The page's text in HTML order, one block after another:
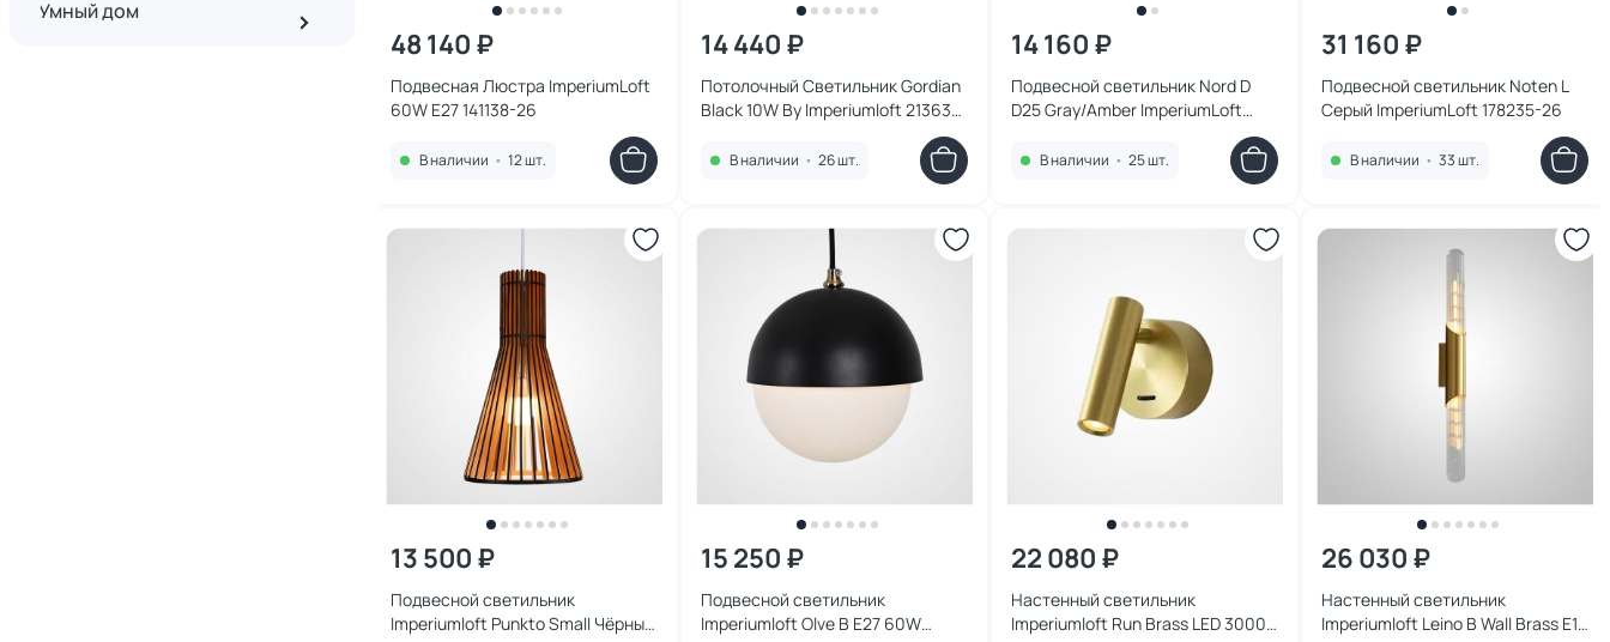
Умный дом
48 140 ₽
Подвесная Люстра ImperiumLoft
60W E27 141138-26
В наличии • 12 шт.
14 440 ₽
Потолочный Светильник Gordian
Black 10W By Imperiumloft 213633-
В наличии • 26 шт.
14 160 ₽
Подвесной светильник Nord D
D25 Gray/Amber ImperiumLoft
В наличии • 25 шт.
31 160 ₽
Подвесной светильник Noten L
Серый ImperiumLoft 178235-26
В наличии • 33 шт.
13 500 ₽
Подвесной светильник
Imperiumloft Punkto Small Чёрный
15 250 ₽
Подвесной светильник
Imperiumloft Olve B E27 60W
22 080 ₽
Настенный светильник
Imperiumloft Run Brass LED 3000K
26 030 ₽
Настенный светильник
Imperiumloft Leino B Wall Brass E14